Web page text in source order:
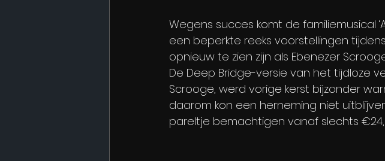
Wegens succes komt de familiemusical
een beperkte reeks voorstellingen
opnieuw te zien zijn als Ebenezer
De Deep Bridge-versie van het tijdloze
Scrooge, werd vorige kerst bijzonder
daarom kon een herneming niet
pareltje bemachtigen vanaf slechts